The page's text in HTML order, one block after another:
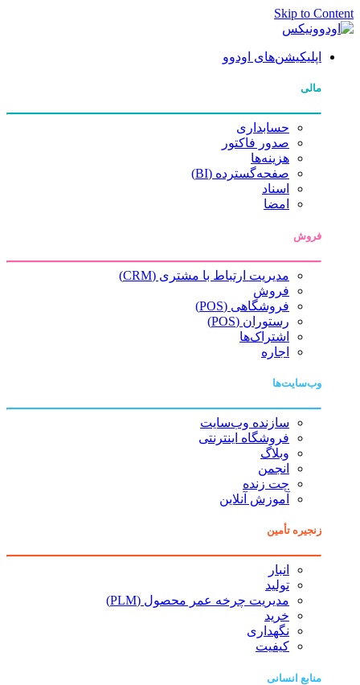
Skip to Content
اپلیکیشن‌های اودوو
مالی
حسابداری
صدور فاکتور
هزینه‌ها
صفحه‌گسترده (BI)
اسناد
امضا
فروش
مدیریت ارتباط با مشتری (CRM)
فروش
فروشگاهی (POS)
رستوران (POS)
اشتراک‌ها
اجاره
وب‌سایت‌ها
سازنده وب‌سایت
فروشگاه اینترنتی
وبلاگ
انجمن
چت زنده
آموزش آنلاین
زنجیره تأمین
انبار
تولید
مدیریت چرخه عمر محصول (PLM)
خرید
نگهداری
کیفیت
منابع انسانی